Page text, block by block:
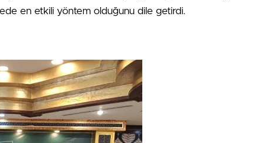
en etkili yöntem olduğunu dile getirdi.